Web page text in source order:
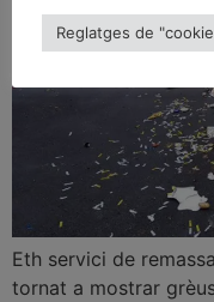
Eth servici de
tornat a mostrar
Reglatges de